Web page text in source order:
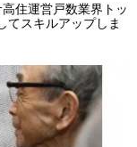
住運営戸数業界トッ
てスキルアップしま